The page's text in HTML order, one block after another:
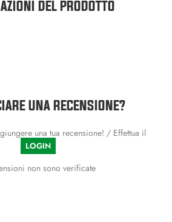
DEL PRODOTTO
UNA RECENSIONE?
una tua recensione! / Effettua il
LOGIN
non sono verificate